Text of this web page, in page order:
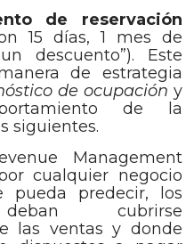
de reservación
15 días, 1 mes de
descuento”). Este
de estrategia
de ocupación y
de la
siguientes.
Management
cualquier negocio
pueda predecir, los
cubrirse
las ventas y donde